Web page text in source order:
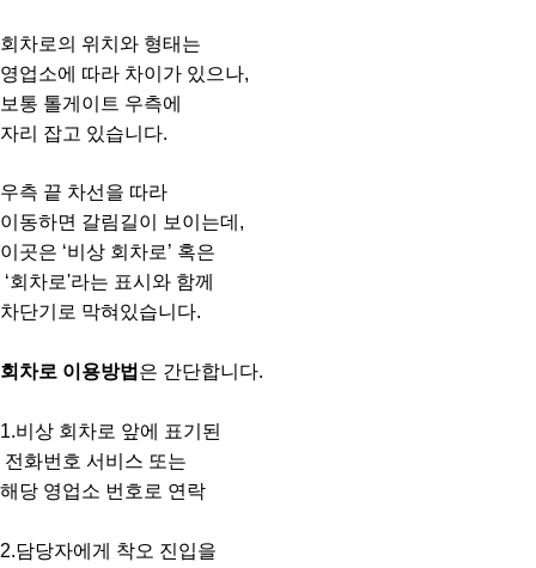
회차로의 위치와 형태는
영업소에 따라 차이가 있으나,
보통 톨게이트 우측에
자리 잡고 있습니다.
우측 끝 차선을 따라
이동하면 갈림길이 보이는데,
이곳은 ‘비상 회차로’ 혹은
‘회차로'라는 표시와 함께
차단기로 막혀있습니다.
회차로 이용방법 은 간단합니다.
1.비상 회차로 앞에 표기된
전화번호 서비스 또는
해당 영업소 번호로 연락
2.담당자에게 착오 진입을